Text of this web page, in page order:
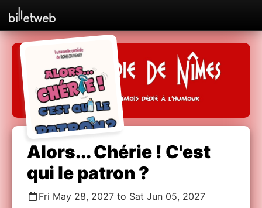
Alors... Chérie ! C'est
qui le patron ?
Fri May 28, 2027 to Sat Jun 05, 2027